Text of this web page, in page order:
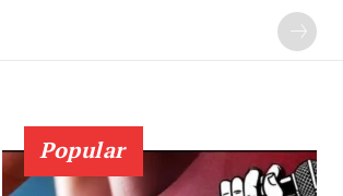
Popular